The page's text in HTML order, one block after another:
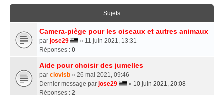
Sujets
Camera-piège pour les oiseaux et autres animaux
par jose29
» 11 juin 2021, 13:31
Réponses : 0
Aide pour choisir des jumelles
par clovisb » 26 mai 2021, 09:46
Dernier message par jose29 » 10 juin 2021, 20:08
Réponses : 2